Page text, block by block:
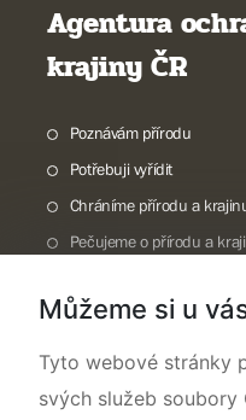
Agentura
krajiny ČR
Poznávám přírodu
Potřebuji vyřídit
Chráníme přírodu a
Pečujeme o přírodu a
O nás
Můžeme si u
Tyto webové stránky
svých služeb soubory